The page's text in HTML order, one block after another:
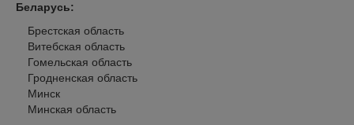
Беларусь:
Брестская область
Витебская область
Гомельская область
Гродненская область
Минск
Минская область